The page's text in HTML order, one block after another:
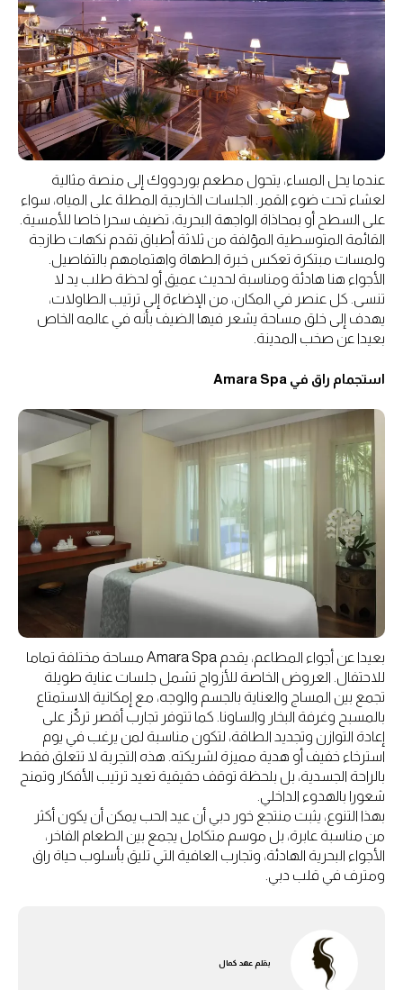
عندما يحل المساء، يتحول مطعم بوردووك إلى منصة مثالية
لعشاء تحت ضوء القمر. الجلسات الخارجية المطلة على المياه، سواء
على السطح أو بمحاذاة الواجهة البحرية، تضيف سحرا خاصا للأمسية.
القائمة المتوسطية المؤلفة من ثلاثة أطباق تقدم نكهات طازجة
ولمسات مبتكرة تعكس خبرة الطهاة واهتمامهم بالتفاصيل.
الأجواء هنا هادئة ومناسبة لحديث عميق أو لحظة طلب يد لا
تنسى. كل عنصر في المكان، من الإضاءة إلى ترتيب الطاولات،
يهدف إلى خلق مساحة يشعر فيها الضيف بأنه في عالمه الخاص
بعيدا عن صخب المدينة.
استجمام راق في Amara Spa
بعيدا عن أجواء المطاعم، يقدم Amara Spa مساحة مختلفة تماما
للاحتفال. العروض الخاصة للأزواج تشمل جلسات عناية طويلة
تجمع بين المساج والعناية بالجسم والوجه، مع إمكانية الاستمتاع
بالمسبح وغرفة البخار والساونا. كما تتوفر تجارب أقصر تركّز على
إعادة التوازن وتجديد الطاقة، لتكون مناسبة لمن يرغب في يوم
استرخاء خفيف أو هدية مميزة لشريكته. هذه التجربة لا تتعلق فقط
بالراحة الجسدية، بل بلحظة توقف حقيقية تعيد ترتيب الأفكار وتمنح
شعورا بالهدوء الداخلي.
بهذا التنوع، يثبت منتجع خور دبي أن عيد الحب يمكن أن يكون أكثر
من مناسبة عابرة، بل موسم متكامل يجمع بين الطعام الفاخر،
الأجواء البحرية الهادئة، وتجارب العافية التي تليق بأسلوب حياة راق
ومترف في قلب دبي.
بقلم عهد كمال